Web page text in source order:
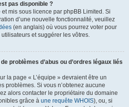
pas disponible ?
mis sous licence par phpBB Limited. Si
d’une nouvelle fonctionnalité, veuillez
(en anglais) où vous pourrez voter pour
et suggérer les vôtres.
problèmes d’abus ou d’ordres légaux liés
la page « L’équipe » devraient être un
problèmes. Si vous n’obtenez aucune
alors contacter le propriétaire du domaine
grâce à une requête WHOIS), ou, si